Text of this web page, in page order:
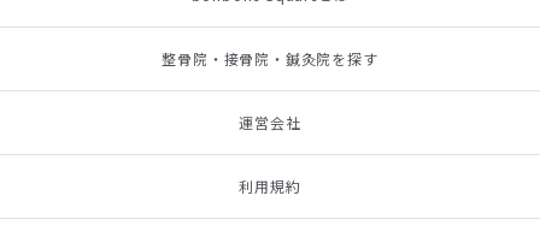
整骨院・接骨院・鍼灸院を探す
運営会社
利用規約